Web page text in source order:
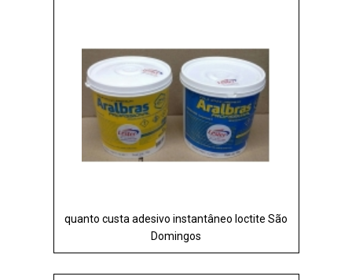
quanto custa adesivo instantâneo loctite São
Domingos